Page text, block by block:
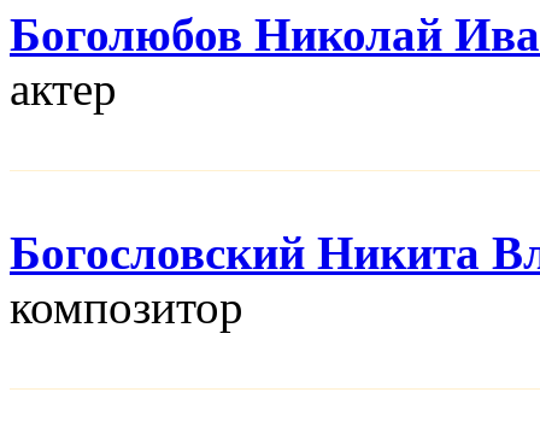
Боголюбов Николай
актер
Богословский Никита
композитор